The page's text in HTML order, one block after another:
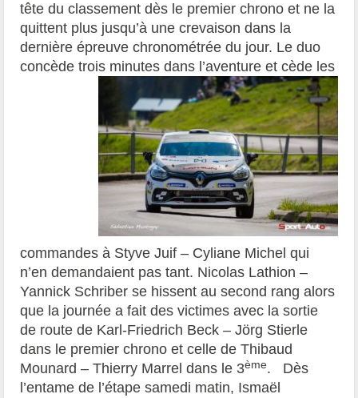
tête du classement dès le premier chrono et ne la
quittent plus jusqu’à une crevaison dans la
dernière épreuve chronométrée du jour. Le duo
concède trois minutesdans l’aventure et cède les
commandes à Styve Juif – Cyliane Michel qui
n’en demandaient pas tant. Nicolas Lathion –
Yannick Schriber se hissent au second rang alors
que la journée a fait des victimes avec la sortie
de route de Karl-Friedrich Beck – Jörg Stierle
dans le premier chrono et celle de Thibaud
Mounard – Thierry Marrel dans le 3ème. Dès
l’entame de l’étape samedi matin, Ismaël